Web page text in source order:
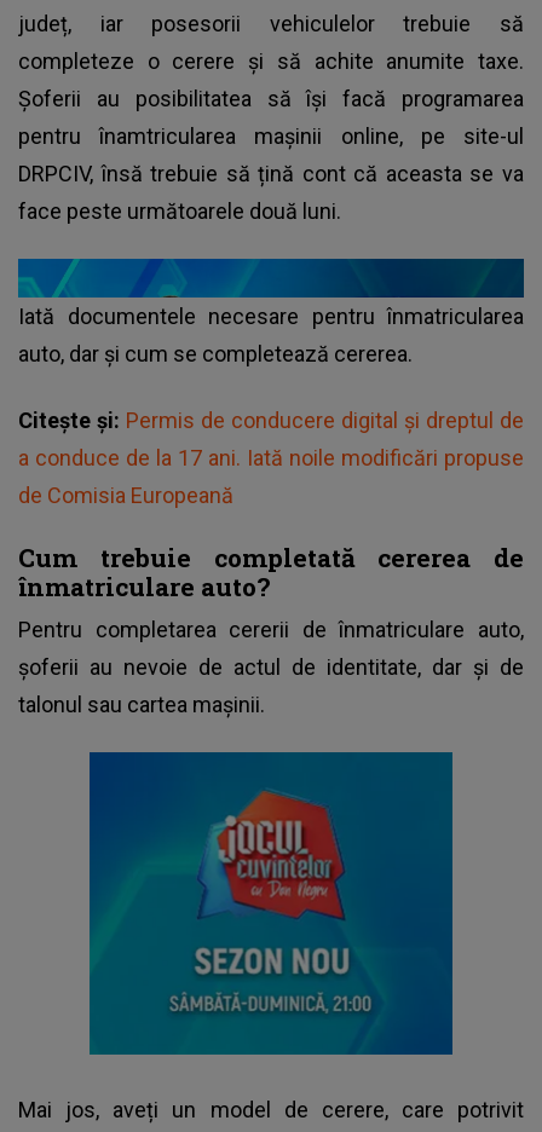
județ, iar posesorii vehiculelor trebuie să
completeze o cerere și să achite anumite taxe.
Șoferii au posibilitatea să își facă programarea
pentru înamtricularea mașinii online, pe site-ul
DRPCIV, însă trebuie să țină cont că aceasta se va
face peste următoarele două luni.
Iată documentele necesare pentru înmatricularea
auto, dar și cum se completează cererea.
Citește și: Permis de conducere digital și dreptul de
a conduce de la 17 ani. Iată noile modificări propuse
de Comisia Europeană
Cum trebuie completată cererea de
înmatriculare auto?
Pentru completarea cererii de înmatriculare auto,
șoferii au nevoie de actul de identitate, dar și de
talonul sau cartea mașinii.
Mai jos, aveți un model de cerere, care potrivit